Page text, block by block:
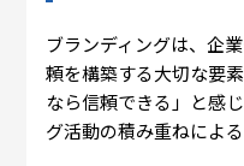
ブランディングは、企
頼を構築する大切な要
なら信頼できる」と感
グ活動の積み重ねによる